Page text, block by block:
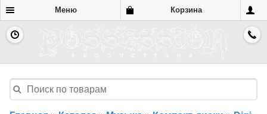
Меню Корзина